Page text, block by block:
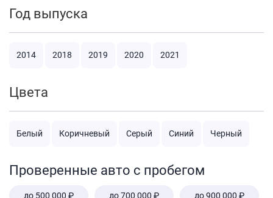
Год выпуска
2014 2018 2019 2020 2021
Цвета
Белый Коричневый Серый Синий Черный
Проверенные авто с пробегом
до 500 000 ₽ до 700 000 ₽ до 900 000 ₽